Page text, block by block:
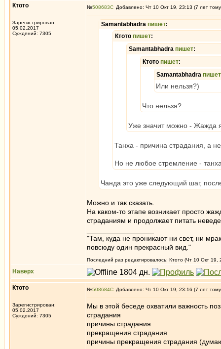
Ктото
Зарегистрирован:
05.02.2017
Суждений: 7305
№508683 Добавлено: Чт 10 Окт 19, 23:13 (7 лет
Samantabhadra пишет:
Ктото пишет:
Samantabhadra пишет:
Ктото пишет:
Samantabhadra пишет
Или нельзя?)
Что нельзя?
Уже значит можно - Жажда
Танха - причина страдания, а
Но не любое стремление -
Чанда это уже следующий шаг,
Можно и так сказать.
На каком-то этапе возникает просто
страданиям и продолжает питать
"Там, куда не проникают ни свет, ни
повсюду один прекрасный вид."
Последний раз редактировалось: Ктото (Чт 10 Окт 19,
Наверх
Ктото
Зарегистрирован:
05.02.2017
Суждений: 7305
№508684 Добавлено: Чт 10 Окт 19, 23:16 (7 лет
Мы в этой беседе охватили важность
страдания
причины страдания
прекращения страдания
причины прекращения страдания